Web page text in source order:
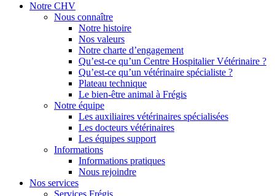
Notre CHV
Nous connaître
Notre histoire
Nos valeurs
Notre charte d’engagement
Qu’est-ce qu’un Centre Hospitalier Vétérinaire ?
Qu’est-ce qu’un vétérinaire spécialiste ?
Plateau technique
Le bien-être animal à Frégis
Notre équipe
Les auxiliaires vétérinaires spécialisées
Les docteurs vétérinaires
Les équipes support
Informations
Informations pratiques
Nous rejoindre
Nos services
Services Frégis